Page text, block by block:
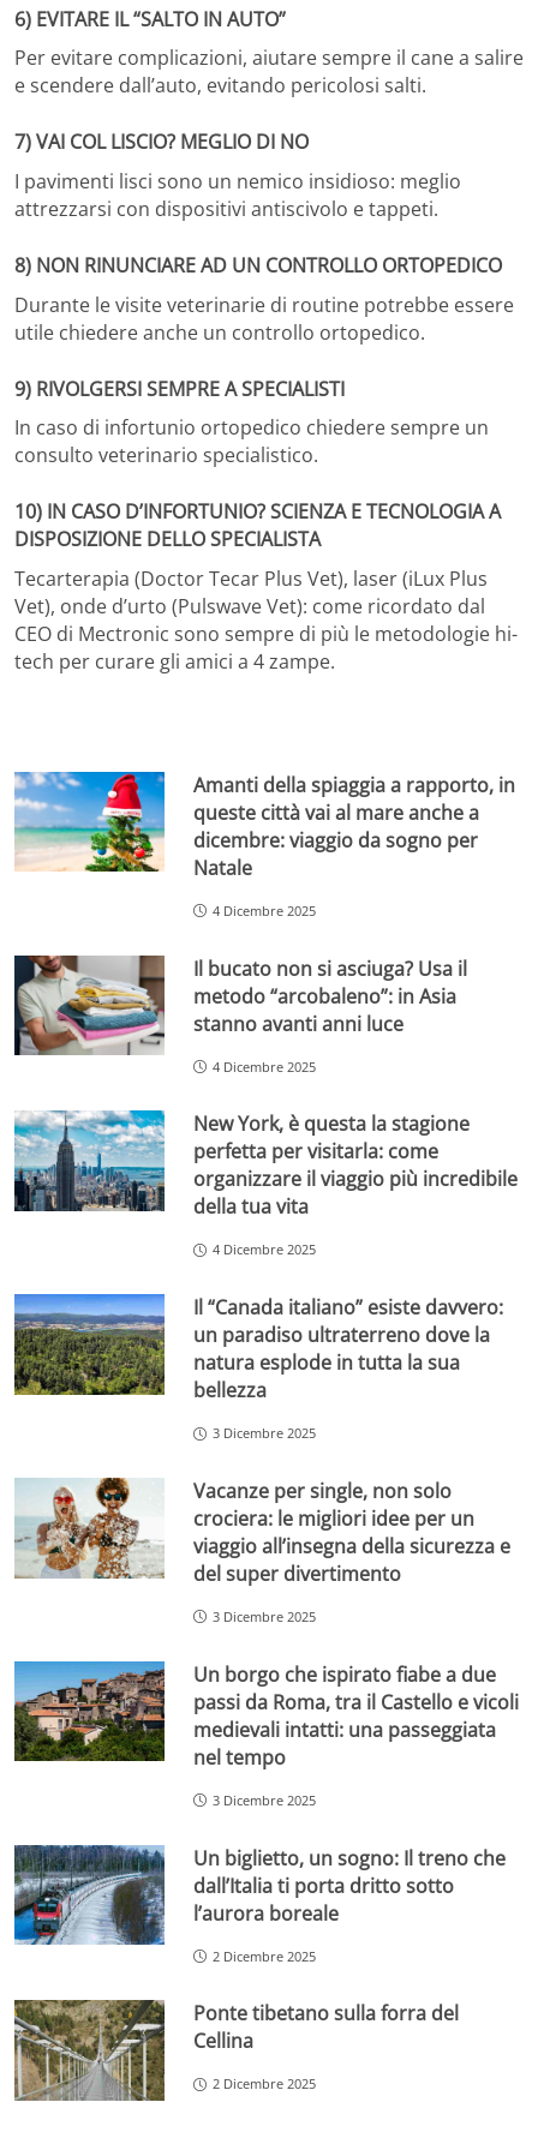
6) EVITARE IL “SALTO IN AUTO”
Per evitare complicazioni, aiutare sempre il cane a salire
e scendere dall’auto, evitando pericolosi salti.
7) VAI COL LISCIO? MEGLIO DI NO
I pavimenti lisci sono un nemico insidioso: meglio
attrezzarsi con dispositivi antiscivolo e tappeti.
8) NON RINUNCIARE AD UN CONTROLLO ORTOPEDICO
Durante le visite veterinarie di routine potrebbe essere
utile chiedere anche un controllo ortopedico.
9) RIVOLGERSI SEMPRE A SPECIALISTI
In caso di infortunio ortopedico chiedere sempre un
consulto veterinario specialistico.
10) IN CASO D’INFORTUNIO? SCIENZA E TECNOLOGIA A
DISPOSIZIONE DELLO SPECIALISTA
Tecarterapia (Doctor Tecar Plus Vet), laser (iLux Plus
Vet), onde d’urto (Pulswave Vet): come ricordato dal
CEO di Mectronic sono sempre di più le metodologie hi-
tech per curare gli amici a 4 zampe.
Amanti della spiaggia a rapporto, in
queste città vai al mare anche a
dicembre: viaggio da sogno per
Natale
4 Dicembre 2025
Il bucato non si asciuga? Usa il
metodo “arcobaleno”: in Asia
stanno avanti anni luce
4 Dicembre 2025
New York, è questa la stagione
perfetta per visitarla: come
organizzare il viaggio più incredibile
della tua vita
4 Dicembre 2025
Il “Canada italiano” esiste davvero:
un paradiso ultraterreno dove la
natura esplode in tutta la sua
bellezza
3 Dicembre 2025
Vacanze per single, non solo
crociera: le migliori idee per un
viaggio all’insegna della sicurezza e
del super divertimento
3 Dicembre 2025
Un borgo che ispirato fiabe a due
passi da Roma, tra il Castello e vicoli
medievali intatti: una passeggiata
nel tempo
3 Dicembre 2025
Un biglietto, un sogno: Il treno che
dall’Italia ti porta dritto sotto
l’aurora boreale
2 Dicembre 2025
Ponte tibetano sulla forra del
Cellina
2 Dicembre 2025